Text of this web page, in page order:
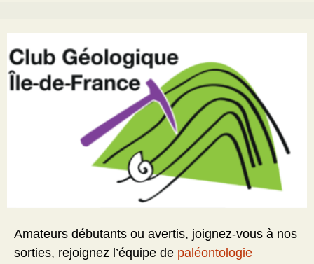
Amateurs débutants ou avertis, joignez-vous à nos
sorties, rejoignez l’équipe de paléontologie